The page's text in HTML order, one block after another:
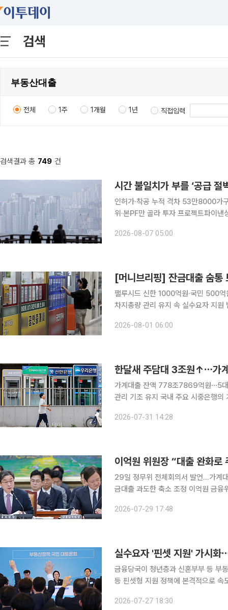
검색
전체 1주 1개월 1년 직접입력
검색결과 총 749 건
시간 불일치가 부를 ‘공급
인허가·착공 누적 격차 53만8000가
위·본PF만 골라 투자 프로젝트파이낸싱(PF) 건전성 규제가 내년부터 시행되지만 대출을 대신할 자
지분성 자금 유입이 늦어지면 신규 착
2026-08-07 05:00
[머니브리핑] 잔금대출 숨
팰루시드 신한 1000억원·국민 500
차지총량 관리 유지 속 실수요자 지원 범위 주목 막혀 있던 잔금대출에 조금
문턱은 여전하다. 총량 관리는 이어가
2026-08-01 06:00
한달새 주담대 3조원↑⋯가
가계대출 잔액 778조7869억원⋯5
관리 기조 유지 국내 주요 시중은행의 가계대출이 7월에도 증가세를 이어간 가운데 주택담보대출이
31일 금융권에 따르면 5대 은행(KB국
2026-07-31 14:28
이억원 위원장 “대출 완화로
29일 정무위 전체회의서 발언…가계
금대출 과도한 축소 조정 이억원 금융위원장이 가계대출과 부동산대출에 대한 총량관리 기조를 유
2026-07-29 17:48
실수요자 '핀셋 지원' 가시
금융당국이 청년층과 신혼부부 등 부
등 핀셋형 지원 정책에 본격적으로
리 주재로 열린 '부동산정책 국민 대
2026-07-27 18:30